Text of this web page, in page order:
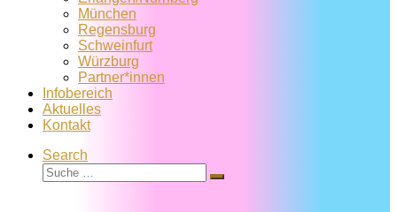
München
Regensburg
Schweinfurt
Würzburg
Partner*innen
Infobereich
Aktuelles
Kontakt
Search
Suche
Suche